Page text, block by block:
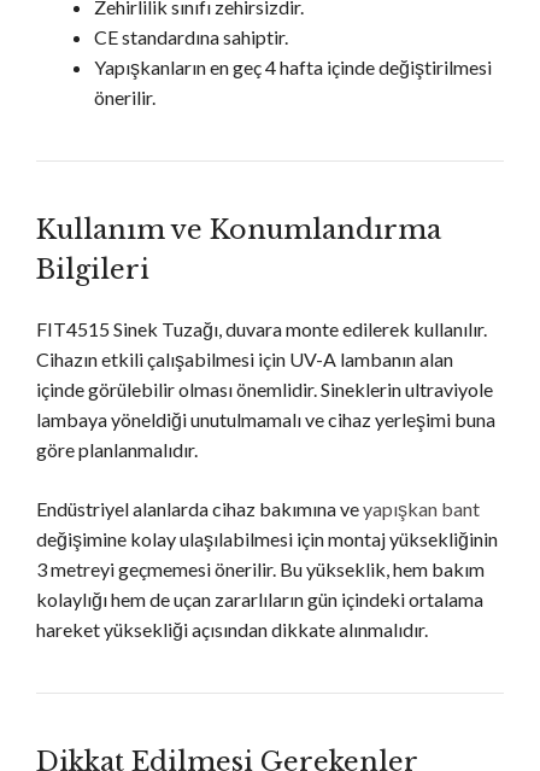
Zehirlilik sınıfı zehirsizdir.
CE standardına sahiptir.
Yapışkanların en geç 4 hafta içinde değiştirilmesi
önerilir.
Kullanım ve Konumlandırma
Bilgileri
FIT4515 Sinek Tuzağı, duvara monte edilerek kullanılır.
Cihazın etkili çalışabilmesi için UV-A lambanın alan
içinde görülebilir olması önemlidir. Sineklerin ultraviyole
lambaya yöneldiği unutulmamalı ve cihaz yerleşimi buna
göre planlanmalıdır.
Endüstriyel alanlarda cihaz bakımına veyapışkan bant
değişimine kolay ulaşılabilmesi için montaj yüksekliğinin
3 metreyi geçmemesi önerilir. Bu yükseklik, hem bakım
kolaylığı hem de uçan zararlıların gün içindeki ortalama
hareket yüksekliği açısından dikkate alınmalıdır.
Dikkat Edilmesi Gerekenler